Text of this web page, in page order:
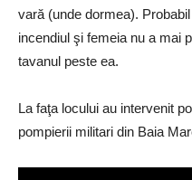
vară (unde dormea).
incendiul şi femeia nu a mai
tavanul peste ea.
La faţa locului au intervenit
pompierii militari din Baia